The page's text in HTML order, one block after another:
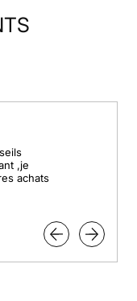
,je
achats